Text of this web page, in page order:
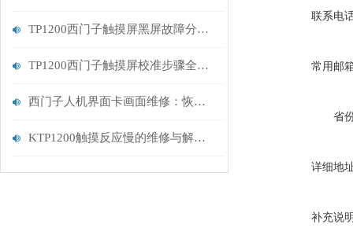
TP1200西门子触摸屏黑屏故障分析与维修指南
TP1200西门子触摸屏校准步骤全解析
西门子人机界面卡画面维修：恢复高效交互的关键步骤
KTP1200触摸反应慢的维修与解决方案
联系电
常用邮
省
详细地
补充说